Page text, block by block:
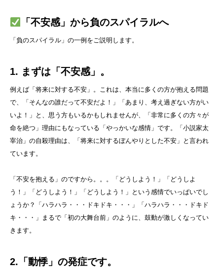
「不安感」から負のスパイラルへ
「負のスパイラル」の一例をご説明します。
1. まずは「不安感」。
例えば「将来に対する不安」。これは、本当に多くの方が抱える問題
で、「そんなの誰だって不安だよ！」「あまり、考え過ぎない方がい
いよ！」と、思う方もいるかもしれませんが、「非常に多くの方々が
命を絶つ」理由にもなっている「やっかいな感情」です。「小説家太
宰治」の自殺理由は、「将来に対するぼんやりとした不安」と言われ
ています。
「不安を抱える」のですから。。。「どうしよう！」「どうしよ
う！」「どうしよう！」「どうしよう！」という感情でいっぱいでし
ょうか？「ハラハラ・・・ドキドキ・・・」「ハラハラ・・・ドキド
キ・・・」まるで「初の大舞台前」のように、鼓動が激しくなってい
きます。
2.「動悸」の発症です。